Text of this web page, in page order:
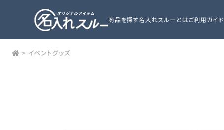
商品を探す名入れスルーとはご利用ガイド
> イベントグッズ